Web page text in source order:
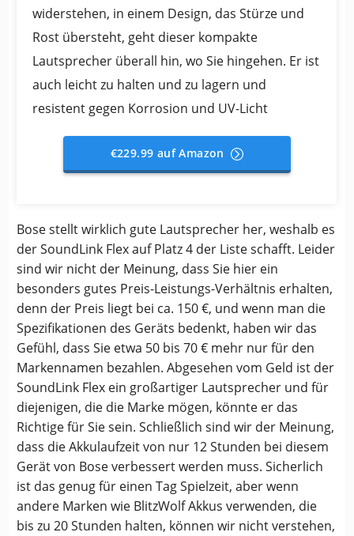
widerstehen, in einem Design, das Stürze und
Rost übersteht, geht dieser kompakte
Lautsprecher überall hin, wo Sie hingehen. Er ist
auch leicht zu halten und zu lagern und
resistent gegen Korrosion und UV-Licht
€229.99 auf Amazon
Bose stellt wirklich gute Lautsprecher her, weshalb es
der SoundLink Flex auf Platz 4 der Liste schafft. Leider
sind wir nicht der Meinung, dass Sie hier ein
besonders gutes Preis-Leistungs-Verhältnis erhalten,
denn der Preis liegt bei ca. 150 €, und wenn man die
Spezifikationen des Geräts bedenkt, haben wir das
Gefühl, dass Sie etwa 50 bis 70 € mehr nur für den
Markennamen bezahlen. Abgesehen vom Geld ist der
SoundLink Flex ein großartiger Lautsprecher und für
diejenigen, die die Marke mögen, könnte er das
Richtige für Sie sein. Schließlich sind wir der Meinung,
dass die Akkulaufzeit von nur 12 Stunden bei diesem
Gerät von Bose verbessert werden muss. Sicherlich
ist das genug für einen Tag Spielzeit, aber wenn
andere Marken wie BlitzWolf Akkus verwenden, die
bis zu 20 Stunden halten, können wir nicht verstehen,